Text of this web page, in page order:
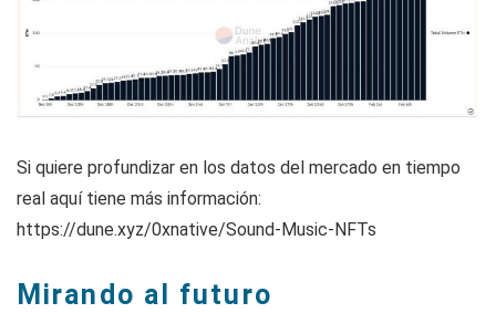
Si quiere profundizar en los datos del mercado en tiempo
real aquí tiene más información:
https://dune.xyz/0xnative/Sound-Music-NFTs
Mirando al futuro